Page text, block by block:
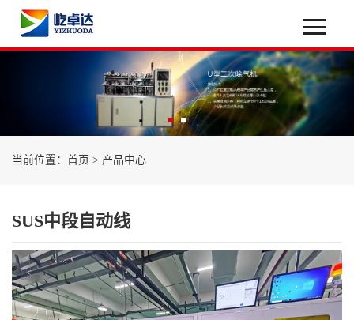
当前位置： 首页 > 产品中心
SUS中段自动线